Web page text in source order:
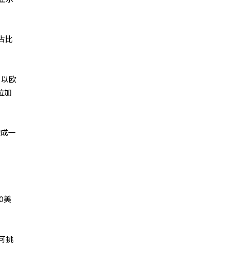
比
欧
加
一
美
挑